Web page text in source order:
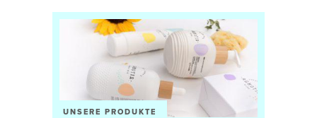
UNSERE PRODUKTE